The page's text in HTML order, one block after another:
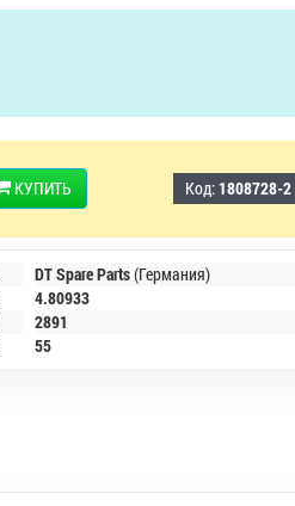
КУПИТЬ Код: 1808728-2
DT Spare Parts(Германия)
4.80933
2891
55